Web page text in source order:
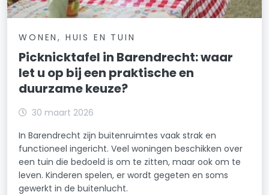
WONEN, HUIS EN TUIN
Picknicktafel in Barendrecht: waar
let u op bij een praktische en
duurzame keuze?
30 maart 2026
In Barendrecht zijn buitenruimtes vaak strak en
functioneel ingericht. Veel woningen beschikken over
een tuin die bedoeld is om te zitten, maar ook om te
leven. Kinderen spelen, er wordt gegeten en soms
gewerkt in de buitenlucht.